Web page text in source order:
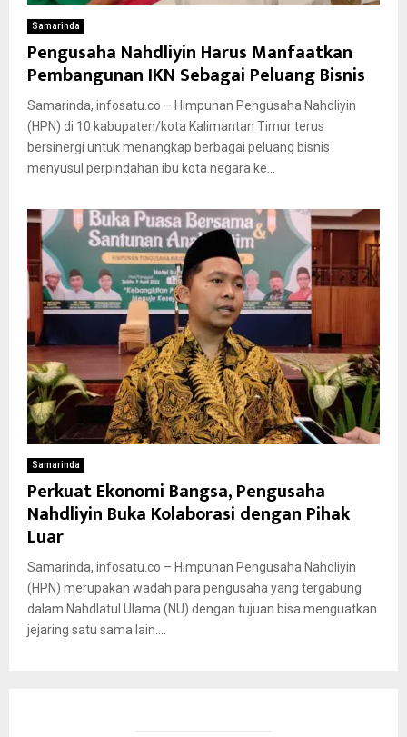
Samarinda
Pengusaha Nahdliyin Harus Manfaatkan
Pembangunan IKN Sebagai Peluang Bisnis
Samarinda, infosatu.co – Himpunan Pengusaha Nahdliyin
(HPN) di 10 kabupaten/kota Kalimantan Timur terus
bersinergi untuk menangkap berbagai peluang bisnis
menyusul perpindahan ibu kota negara ke...
Samarinda
Perkuat Ekonomi Bangsa, Pengusaha
Nahdliyin Buka Kolaborasi dengan Pihak
Luar
Samarinda, infosatu.co – Himpunan Pengusaha Nahdliyin
(HPN) merupakan wadah para pengusaha yang tergabung
dalam Nahdlatul Ulama (NU) dengan tujuan bisa menguatkan
jejaring satu sama lain....